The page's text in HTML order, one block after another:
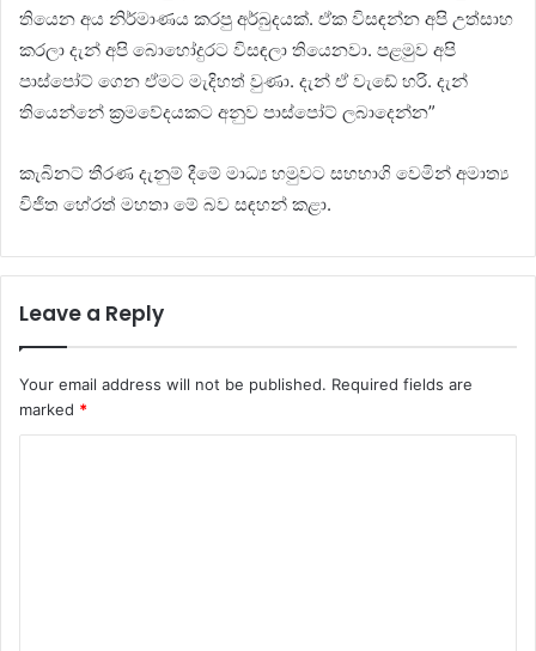
තියෙන අය නිර්මාණය කරපු අර්බුදයක්. ඒක විසඳන්න අපි උත්සාහ
කරලා දැන් අපි බොහෝදුරට විසඳලා තියෙනවා. පළමුව අපි
පාස්පෝට් ගෙන ඒමට මැදිහත් වුණා. දැන් ඒ වැඩේ හරි. දැන්
තියෙන්නේ ක්‍රමවේදයකට අනුව පාස්පෝට් ලබාදෙන්න”
කැබිනට් තීරණ දැනුම් දීමේ මාධ්‍ය හමුවට සහභාගි වෙමින් අමාත්‍ය
විජිත හේරත් මහතා මේ බව සඳහන් කළා.
Leave a Reply
Your email address will not be published. Required fields are
marked *